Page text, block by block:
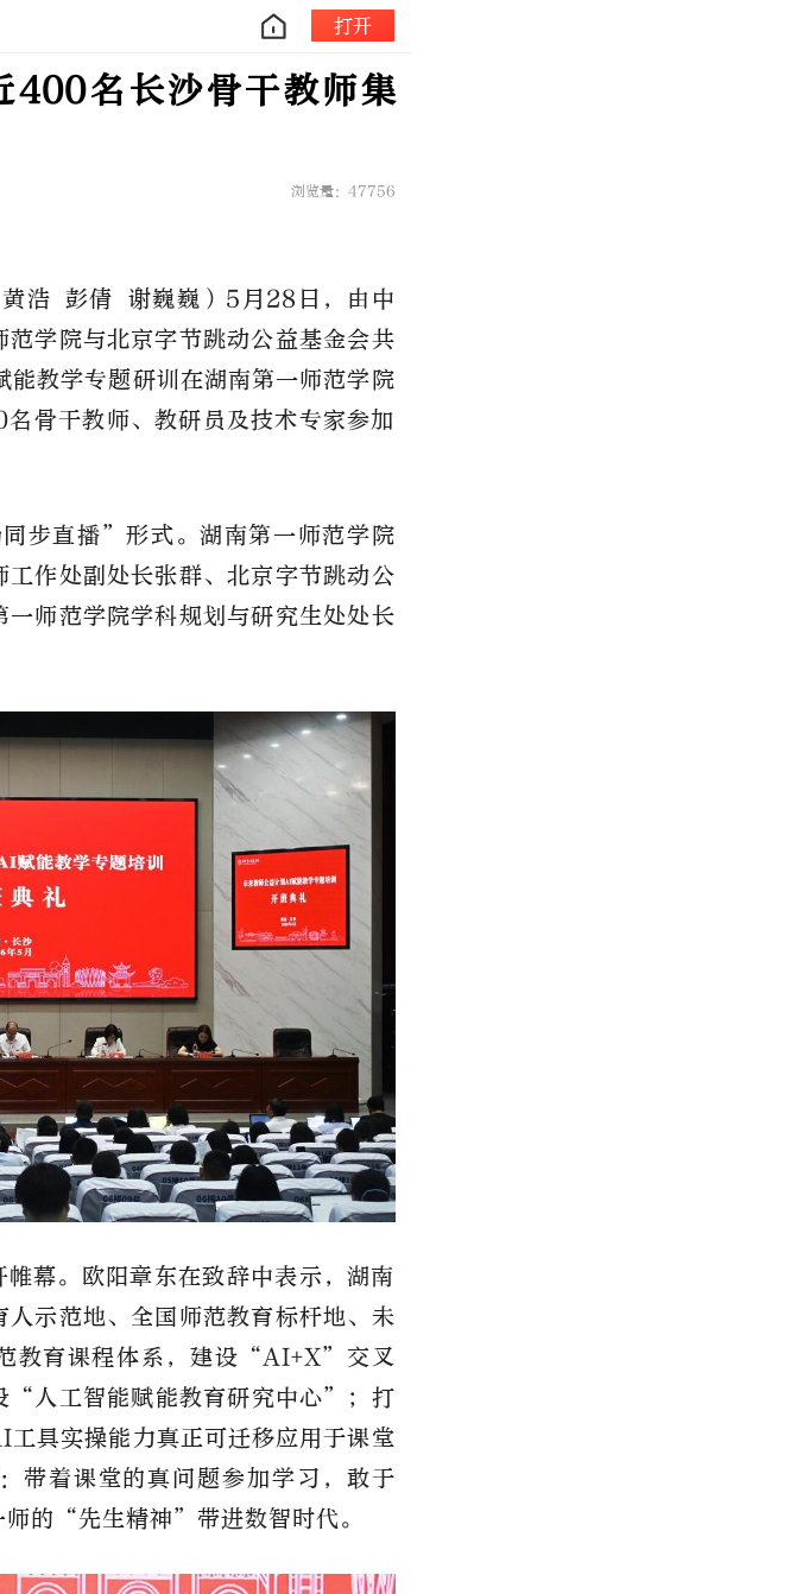
打开
名长沙骨干教师集
浏览量：47756
浩 彭倩 谢巍巍）5月28日，由中
学院与北京字节跳动公益基金会共
教学专题研训在湖南第一师范学院
骨干教师、教研员及技术专家参加
步直播”形式。湖南第一师范学院
作处副处长张群、北京字节跳动公
师范学院学科规划与研究生处处长
幕。欧阳章东在致辞中表示，湖南
示范地、全国师范教育标杆地、未
教育课程体系，建设“AI+X”交叉
“人工智能赋能教育研究中心”；打
具实操能力真正可迁移应用于课堂
带着课堂的真问题参加学习，敢于
的“先生精神”带进数智时代。